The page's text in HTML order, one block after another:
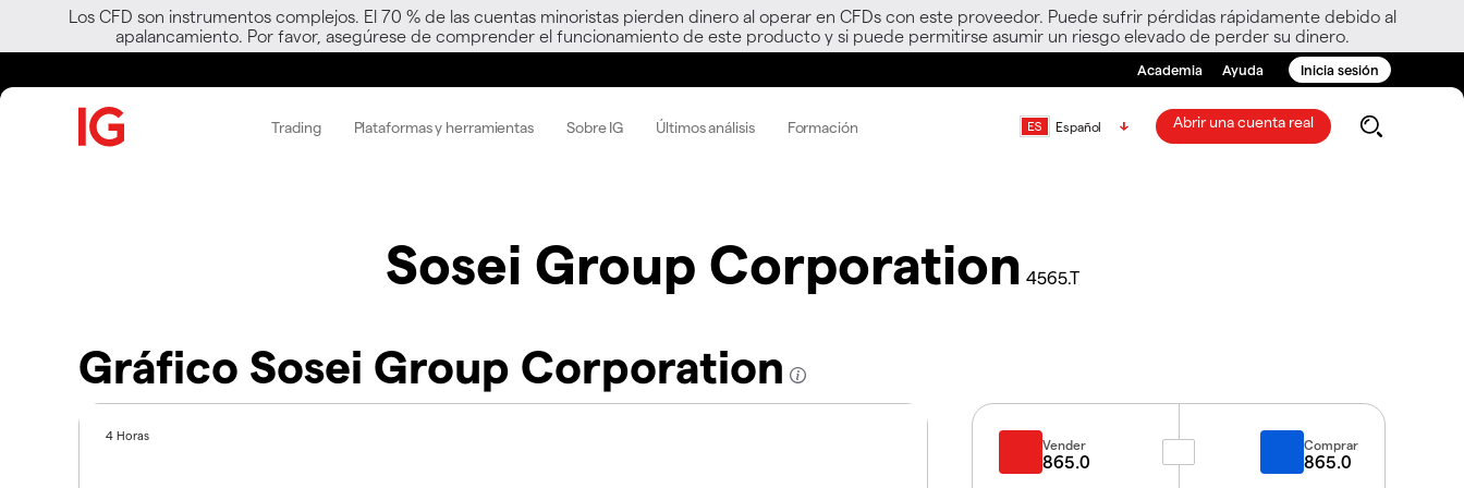
Los CFD son instrumentos complejos. El 70 % de las cuentas minoristas pierden dinero al operar en CFDs con este proveedor. Puede sufrir pérdidas rápidamente debido al
apalancamiento. Por favor, asegúrese de comprender el funcionamiento de este producto y si puede permitirse asumir un riesgo elevado de perder su dinero.
Academia Ayuda Inicia sesión
Trading Plataformas y herramientas Sobre IG Últimos análisis Formación Español Abrir una cuenta real
Sosei Group Corporation 4565.T
Gráfico Sosei Group Corporation
4 Horas
Vender
865.0
Comprar
865.0